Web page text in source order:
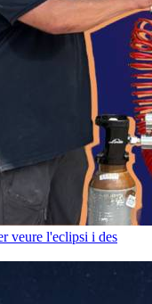
veure l'eclipsi i des